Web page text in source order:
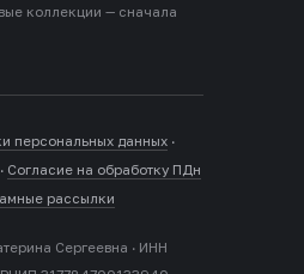
коллекции — сначала
персональных данных ·
· Согласие на обработку ПДн
рассылки
Сергеевна · ИНН